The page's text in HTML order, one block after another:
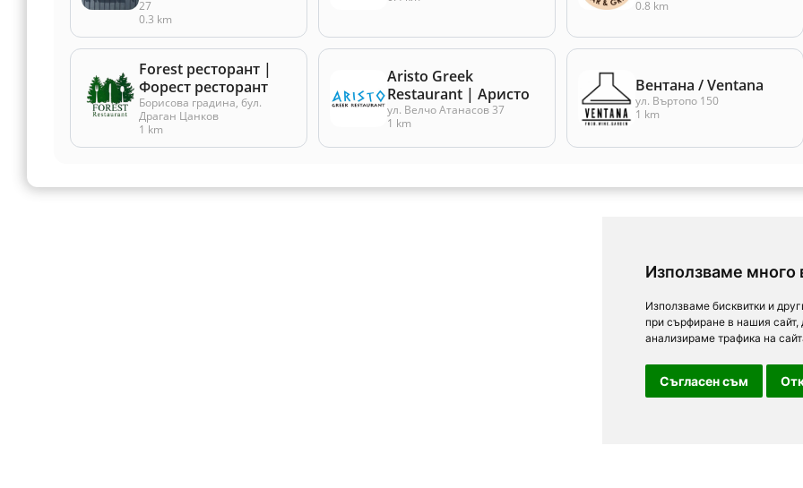
Използваме много
Използваме бисквитки и
при сърфиране в нашия
анализираме трафика на
Съгласен съм
27
0.3 km
0.8 km
Forest ресторант |
Форест ресторант
Борисова градина, бул.
Драган Цанков
1 km
Aristo Greek
Restaurant | Аристо
ул. Велчо Атанасов 37
1 km
Вентана / Ventana
ул. Въртопо 150
1 km